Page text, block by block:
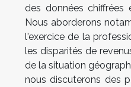
des données chiffrées
Nous aborderons
l'exercice de la
les disparités de
de la situation
nous discuterons des